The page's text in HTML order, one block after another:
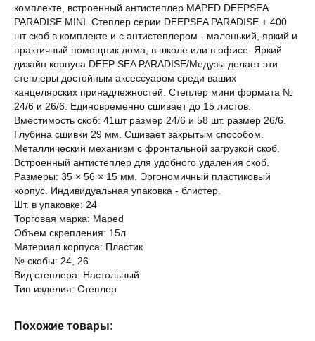
комплекте, встроенный антистеплер MAPED DEEPSEA
PARADISE MINI. Степлер серии DEEPSEA PARADISE + 400
шт скоб в комплекте и с антистеплером - маленький, яркий и
практичный помощник дома, в школе или в офисе. Яркий
дизайн корпуса DEEP SEA PARADISE/Медузы делает эти
степлеры достойным аксессуаром среди ваших
канцелярских принадлежностей. Степлер мини формата №
24/6 и 26/6. Единовременно сшивает до 15 листов.
Вместимость скоб: 41шт размер 24/6 и 58 шт. размер 26/6.
Глубина сшивки 29 мм. Сшивает закрытым способом.
Металлический механизм с фронтальной загрузкой скоб.
Встроенный антистеплер для удобного удаления скоб.
Размеры: 35 × 56 × 15 мм. Эргономичный пластиковый
корпус. Индивидуальная упаковка - блистер.
Шт. в упаковке: 24
Торговая марка: Maped
Объем скрепления: 15л
Материал корпуса: Пластик
№ скобы: 24, 26
Вид степлера: Настольный
Тип изделия: Степлер
Похожие товары: